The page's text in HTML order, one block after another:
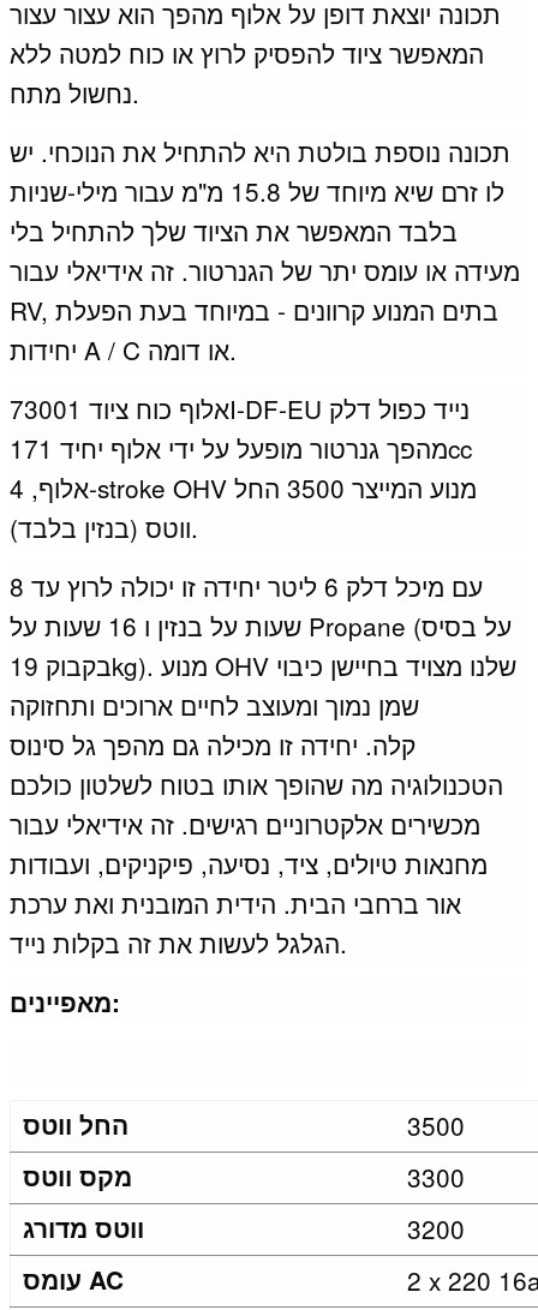
תכונה יוצאת דופן על אלוף מהפך הוא עצור עצור
המאפשר ציוד להפסיק לרוץ או כוח למטה ללא
נחשול מתח.
תכונה נוספת בולטת היא להתחיל את הנוכחי. יש
לו זרם שיא מיוחד של 15.8 מ"מ עבור מילי-שניות
בלבד המאפשר את הציוד שלך להתחיל בלי
מעידה או עומס יתר של הגנרטור. זה אידיאלי עבור
RV, בתים המנוע קרוונים - במיוחד בעת הפעלת
יחידות A / C או דומה.
אלוף כוח ציוד 73001I-DF-EU נייד כפול דלק
מהפך גנרטור מופעל על ידי אלוף יחיד 171cc
אלוף, 4-stroke OHV מנוע המייצר 3500 החל
ווטס (בנזין בלבד).
עם מיכל דלק 6 ליטר יחידה זו יכולה לרוץ עד 8
שעות על בנזין ו 16 שעות על Propane (על בסיס
בקבוק 19kg). מנוע OHV שלנו מצויד בחיישן כיבוי
שמן נמוך ומעוצב לחיים ארוכים ותחזוקה
קלה. יחידה זו מכילה גם מהפך גל סינוס
הטכנולוגיה מה שהופך אותו בטוח לשלטון כולכם
מכשירים אלקטרוניים רגישים. זה אידיאלי עבור
מחנאות טיולים, ציד, נסיעה, פיקניקים, ועבודות
אור ברחבי הבית. הידית המובנית ואת ערכת
הגלגל לעשות את זה בקלות נייד.
מאפיינים:
החל ווטס 3500
מקס ווטס 3300
ווטס מדורג 3200
עומס AC 2 x 220